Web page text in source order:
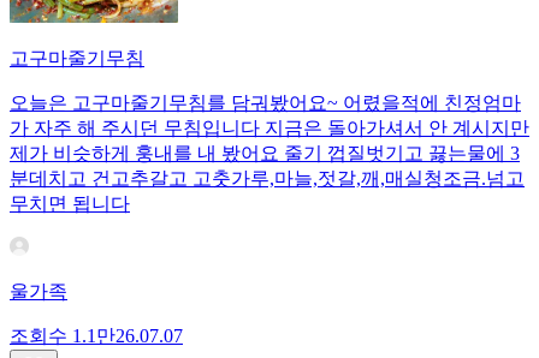
고구마줄기무침
오늘은 고구마줄기무침를 담궈봤어요~ 어렸을적에 친정엄마
가 자주 해 주시던 무침입니다 지금은 돌아가셔서 안 계시지만
제가 비슷하게 훙내를 내 봤어요 줄기 껍질벗기고 끓는물에 3
분데치고 건고추갈고 고춧가루,마늘,젓갈,깨,매실청조금.넘고
무치면 됩니다
울가족
조회수 1.1만26.07.07